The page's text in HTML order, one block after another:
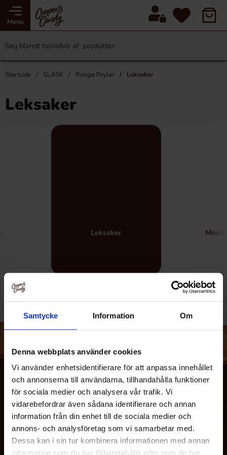
Samtycke Information Om
Denna webbplats använder cookies
Vi använder enhetsidentifierare för att anpassa innehållet
och annonserna till användarna, tillhandahålla funktioner
för sociala medier och analysera vår trafik. Vi
vidarebefordrar även sådana identifierare och annan
information från din enhet till de sociala medier och
annons- och analysföretag som vi samarbetar med.
Dessa kan i sin tur kombinera informationen med annan
information som du har tillhandahållit eller som de har
Menu
Startside SLASK Roliga Prylar Leksaker
Leksaker
Leksaker